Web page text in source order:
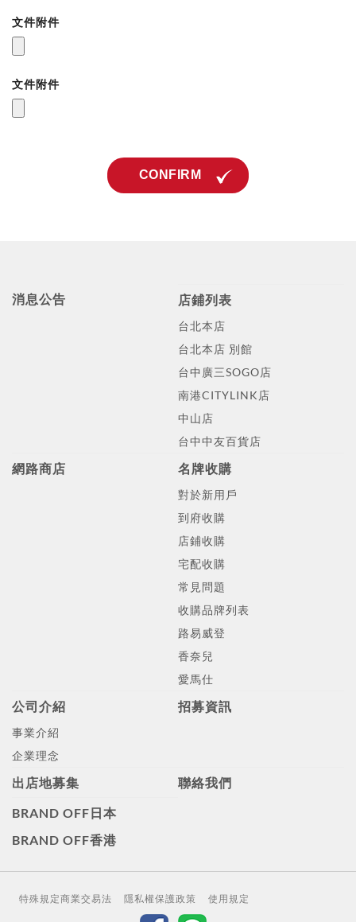
文件附件
文件附件
消息公告 店鋪列表
台北本店
台北本店 別館
台中廣三SOGO店
南港CITYLINK店
中山店
台中中友百貨店
網路商店 名牌收購
對於新用戶
到府收購
店鋪收購
宅配收購
常見問題
收購品牌列表
路易威登
香奈兒
愛馬仕
公司介紹
事業介紹
企業理念
招募資訊
出店地募集
聯絡我們
BRAND OFF日本
BRAND OFF香港
特殊規定商業交易法 隱私權保護政策 使用規定